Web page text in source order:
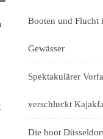
Booten und Flucht
Gewässer
Spektakulärer
verschluckt
Die boot